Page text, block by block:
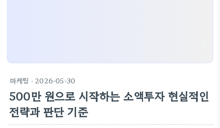
마케팅 · 2026-05-30
500만 원으로 시작하는 소액투자 현실적인
전략과 판단 기준